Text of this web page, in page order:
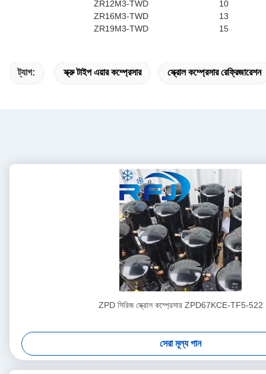
ZR12M3-TWD
10
ZR16M3-TWD
13
ZR19M3-TWD
15
ট্যাগ: স্ক্রু টাইপ এয়ার কম্প্রেসার স্ক্রোল কম্প্রেসার রেফ্রিজারেশন
ZPD সিরিজ স্ক্রোল কম্প্রেসার ZPD67KCE-TF5-522
সেরা মূল্য পান